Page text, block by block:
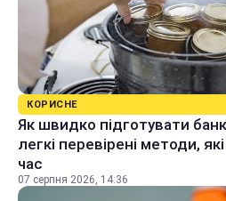
КОРИСНЕ
Як швидко підготувати
легкі перевірені методи,
час
07 серпня 2026, 14:36